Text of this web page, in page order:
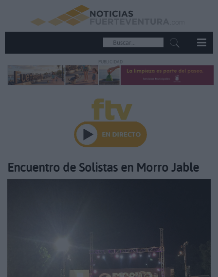
PUBLICIDAD
Encuentro de Solistas en Morro Jable